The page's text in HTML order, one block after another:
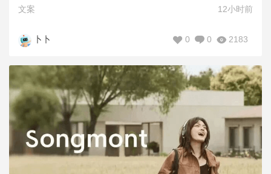
文案 12小时前
卜卜 2183
0
0